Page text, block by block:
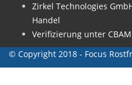
Zirkel Technologies
Handel
Verifizierung unter CBAM
© Copyright 2018 - Focus